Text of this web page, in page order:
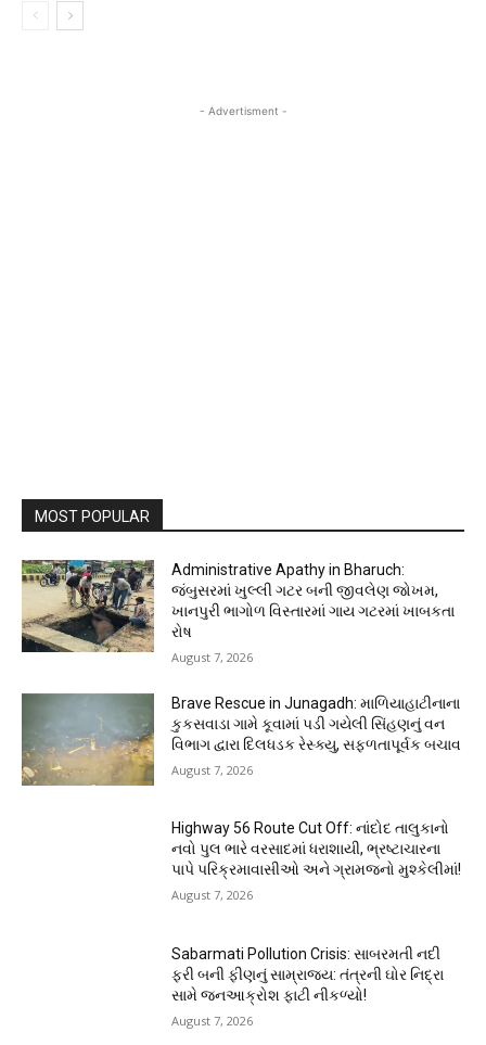
- Advertisment -
MOST POPULAR
Administrative Apathy in Bharuch:
જંબુસરમાં ખુલ્લી ગટર બની જીવલેણ જોખમ,
ખાનપુરી ભાગોળ વિસ્તારમાં ગાય ગટરમાં ખાબકતા
રોષ
August 7, 2026
Brave Rescue in Junagadh: માળિયાહાટીનાના
કુકસવાડા ગામે કૂવામાં પડી ગયેલી સિંહણનું વન
વિભાગ દ્વારા દિલધડક રેસ્ક્યુ, સફળતાપૂર્વક બચાવ
August 7, 2026
Highway 56 Route Cut Off: નાંદોદ તાલુકાનો
નવો પુલ ભારે વરસાદમાં ધરાશાયી, ભ્રષ્ટાચારના
પાપે પરિક્રમાવાસીઓ અને ગ્રામજનો મુશ્કેલીમાં!
August 7, 2026
Sabarmati Pollution Crisis: સાબરમતી નદી
ફરી બની ફીણનું સામ્રાજ્ય: તંત્રની ઘોર નિદ્રા
સામે જનઆક્રોશ ફાટી નીકળ્યો!
August 7, 2026